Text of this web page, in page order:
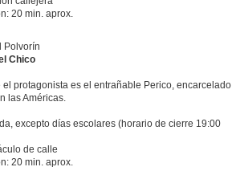
20 min. aprox.
Polvorín
Chico
protagonista es el entrañable Perico, encarcelado
las Américas.
excepto días escolares (horario de cierre 19:00
de calle
20 min. aprox.